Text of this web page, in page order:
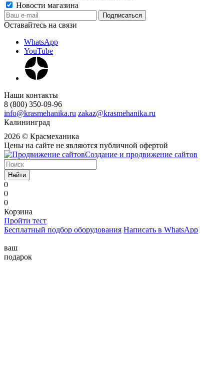
Новости магазина
Оставайтесь на связи
WhatsApp
YouTube
Наши контакты
8 (800) 350-09-96
info@krasmehanika.ru zakaz@krasmehanika.ru
Калининград
2026 © Красмеханика
Цены на сайте не являются публичной офертой
Создание и продвижение сайтов
Найти
0
0
0
Корзина
Пройти тест
Бесплатный подбор оборудования Написать в WhatsApp
ваш
подарок